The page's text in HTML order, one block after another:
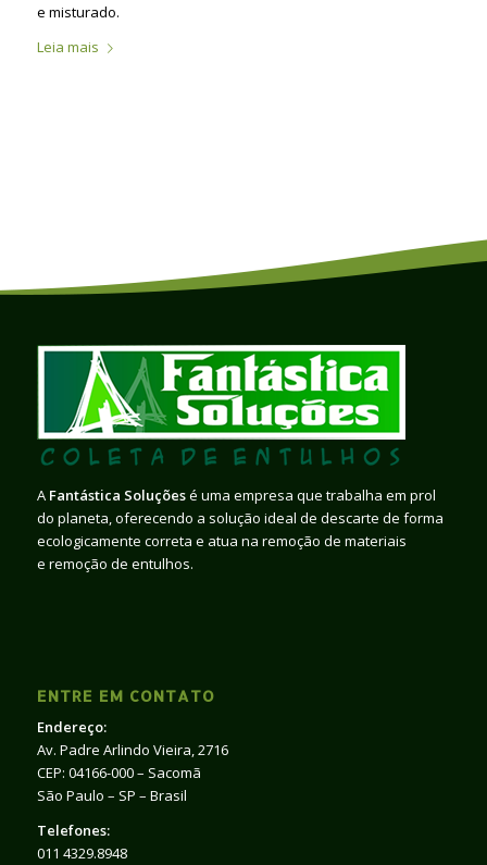
e misturado.
Leia mais
A Fantástica Soluçõesé uma empresa que trabalha em prol
do planeta, oferecendo a solução ideal de descarte de forma
ecologicamente correta e atua na remoção de materiais
e remoção de entulhos.
ENTRE EM CONTATO
Endereço:
Av. Padre Arlindo Vieira, 2716
CEP: 04166-000 – Sacomã
São Paulo – SP – Brasil
Telefones:
011 4329.8948